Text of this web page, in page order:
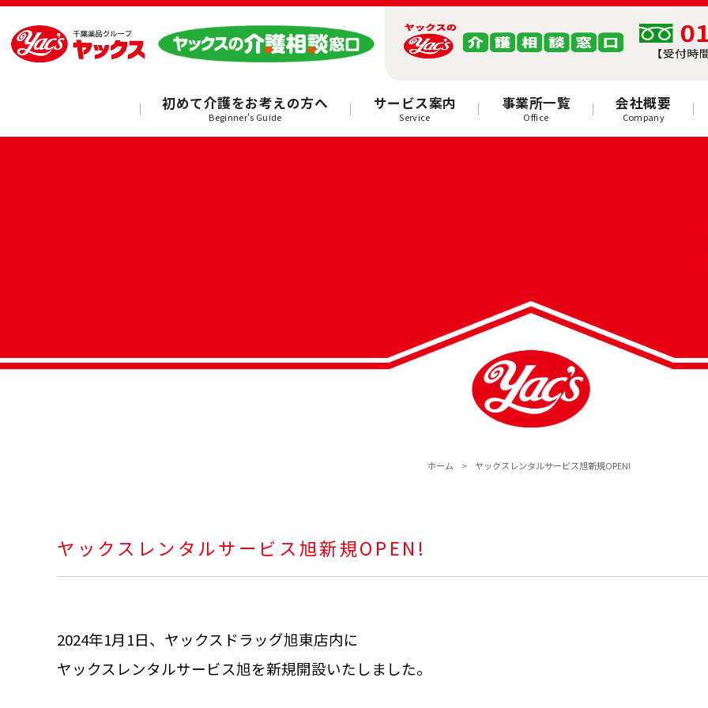
初めて介護をお考えの方へ
Beginner's Guide
サービス案内
Service
事業所一覧
Office
会社概要
Company
ホーム > ヤックスレンタルサービス旭新規OPEN!
ヤックスレンタルサービス旭新規OPEN!
2024年1月1日、ヤックスドラッグ旭東店内に
ヤックスレンタルサービス旭を新規開設いたしました。